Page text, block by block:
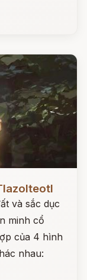
và sắc dục
minh cổ
của 4 hình
nhau: